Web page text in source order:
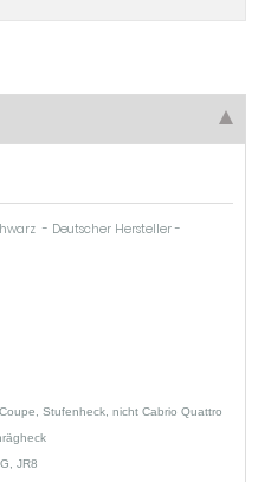
- Deutscher Hersteller -
Stufenheck, nicht Cabrio Quattro
JR8